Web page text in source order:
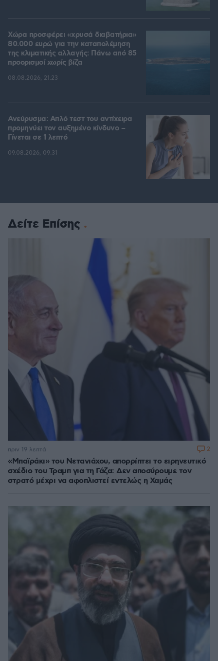
Χώρα προσφέρει «χρυσά διαβατήρια»
80.000 ευρώ για την καταπολέμηση
της κλιματικής αλλαγής: Πάνω από 85
προορισμοί χωρίς βίζα
08.08.2026, 21:23
Ανεύρυσμα: Απλό τεστ του αντίχειρα
προμηνύει τον αυξημένο κίνδυνο –
Γίνεται σε 1 λεπτό
09.08.2026, 09:31
Δείτε Επίσης
«Μπαϊράκι» του Νετανιάχου, απορρίπτει το ειρηνευτικό
σχέδιο του Τραμπ για τη Γάζα: Δεν αποσύρουμε τον
στρατό μέχρι να αφοπλιστεί εντελώς η Χαμάς
πριν 19 λεπτά 2